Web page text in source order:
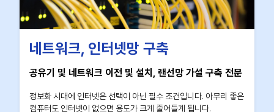
네트워크, 인터넷망 구축
공유기 및 네트워크 이전 및 설치, 랜선망 가설 구축 전문
정보화 시대에 인터넷은 선택이 아닌 필수 조건입니다. 아무리 좋은
컴퓨터도 인터넷이 없으면 용도가 크게 줄어들게 됩니다.